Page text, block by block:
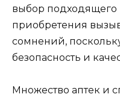
выбор подходящего
приобретения
сомнений,
безопасность и
Множество аптек и